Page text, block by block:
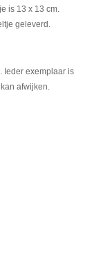
is 13 x 13 cm.
geleverd.
Ieder exemplaar is
afwijken.